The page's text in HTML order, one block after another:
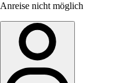
Anreise nicht möglich